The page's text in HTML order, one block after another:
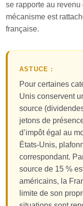
se rapporte au
mécanisme est
française.
ASTUCE :
Pour certaines
Unis conservent
source
jetons de
d’impôt égal au
États-Unis,
correspondant.
source de 15 %
américains, la
limite de son